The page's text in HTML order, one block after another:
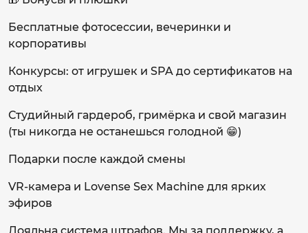
Бесплатные фотосессии, вечеринки и
корпоративы
Конкурсы: от игрушек и SPA до сертификатов на
отдых
Студийный гардероб, гримёрка и свой магазин
(ты никогда не останешься голодной 😁)
Подарки после каждой смены
VR-камера и Lovense Sex Machine для ярких
эфиров
Лояльна система штрафов. Мы за поддержку, а